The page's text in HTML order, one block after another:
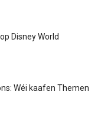
Disney World
Wéi kaafen Themen